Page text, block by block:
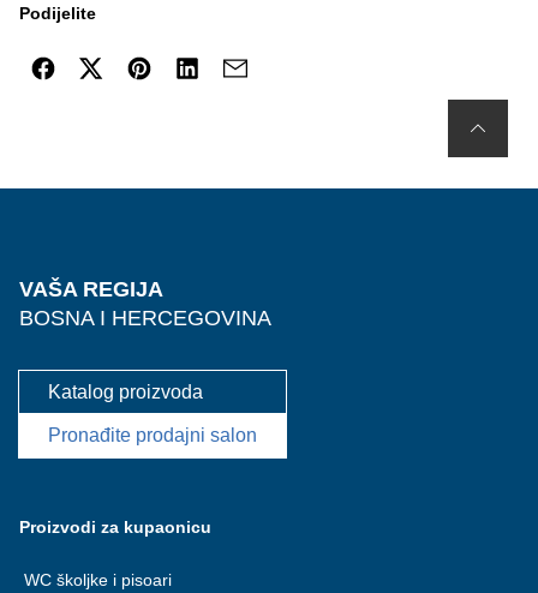
Podijelite
VAŠA REGIJA
BOSNA I HERCEGOVINA
Katalog proizvoda
Pronađite prodajni salon
Proizvodi za kupaonicu
WC školjke i pisoari